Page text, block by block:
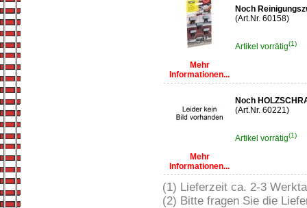
Mehr
Informationen...
Noch
(Art.Nr. 60158)
Artikel vorrätig(1)
Mehr
Informationen...
Noch
(Art.Nr. 60221)
Artikel vorrätig(1)
(1) Lieferzeit ca. 2-3
(2) Bitte fragen Sie die